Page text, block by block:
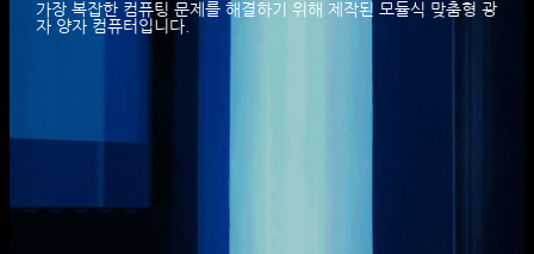
가장 복잡한 컴퓨팅 문제를 해결하기 위해 제작된 모듈식 맞춤형 광
자 양자 컴퓨터입니다.